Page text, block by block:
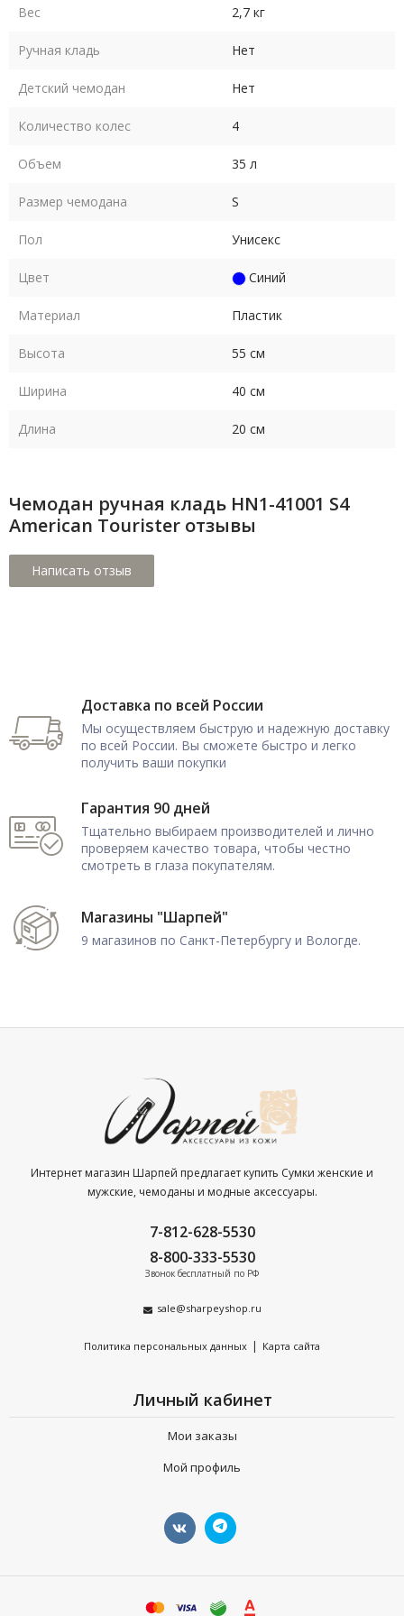
Вес 2,7 кг
Ручная кладь Нет
Детский чемодан Нет
Количество колес 4
Объем 35 л
Размер чемодана S
Пол Унисекс
Цвет Синий
Материал Пластик
Высота 55 см
Ширина 40 см
Длина 20 см
Чемодан ручная кладь HN1-41001 S4
American Tourister отзывы
Доставка по всей России
Мы осуществляем быструю и надежную доставку
по всей России. Вы сможете быстро и легко
получить ваши покупки
Гарантия 90 дней
Тщательно выбираем производителей и лично
проверяем качество товара, чтобы честно
смотреть в глаза покупателям.
Магазины "Шарпей"
9 магазинов по Санкт-Петербургу и Вологде.
Интернет магазин Шарпей предлагает купить Сумки женские и
мужские, чемоданы и модные аксессуары.
7-812-628-5530
8-800-333-5530
Звонок бесплатный по РФ
sale@sharpeyshop.ru
Политика персональных данных | Карта сайта
Личный кабинет
Мои заказы
Мой профиль